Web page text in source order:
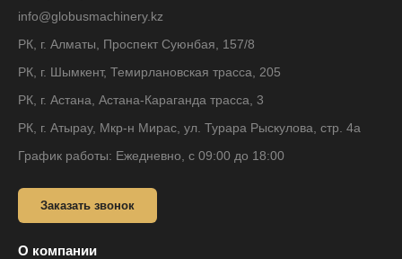
info@globusmachinery.kz
РК, г. Алматы, Проспект Суюнбая, 157/8
РК, г. Шымкент, Темирлановская трасса, 205
РК, г. Астана, Астана-Караганда трасса, 3
РК, г. Атырау, Мкр-н Мирас, ул. Турара Рыскулова, стр. 4а
График работы: Ежедневно, с 09:00 до 18:00
Заказать звонок
О компании